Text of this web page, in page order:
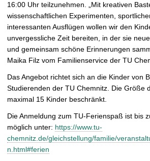
i
c
t
u
r
e
16:00 Uhr teilzunehmen. „Mit kreativen
wissenschaftlichen Experimenten,
interessanten Ausflügen wollen wir den
unvergessliche Zeit bereiten, in der sie
und gemeinsam schöne Erinnerungen
Maika Filz vom Familienservice der TU
Das Angebot richtet sich an die Kinder von
Studierenden der TU Chemnitz. Die Größe
maximal 15 Kinder beschränkt.
Die Anmeldung zum TU-Ferienspaß ist bis
möglich unter: https://www.tu-
chemnitz.de/gleichstellung/familie/
n.html#ferien